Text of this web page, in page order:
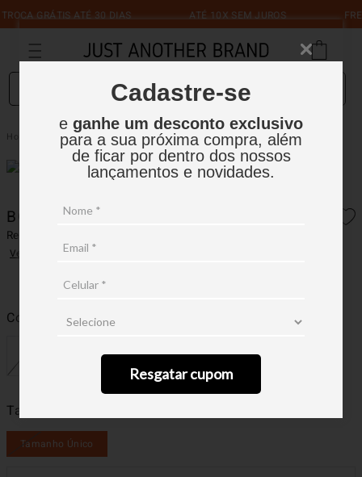
Cadastre-se
e ganhe um desconto exclusivo
para a sua próxima compra, além
de ficar por dentro dos nossos
lançamentos e novidades.
Resgatar cupom
GRÁTIS ATÉ 30 DIAS ATÉ 10X SEM JUROS FRETE
O que você está procurando?
Acessórios Bolsa Shoulder Bag Mobile
BOLSA SHOULDER BAG MOBILE
Ref.:
Ver avaliações
Tamanhos
Tamanho Único
Cor Verde